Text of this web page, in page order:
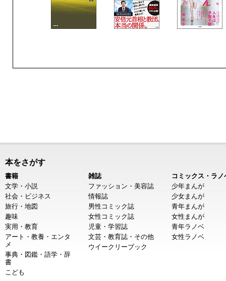
本をさがす
書籍
文学・小説
社会・ビジネス
旅行・地図
趣味
実用・教育
アート・教養・エンタ
メ
事典・図鑑・語学・辞
書
こども
雑誌
ファッション・美容誌
情報誌
男性コミック誌
女性コミック誌
児童・学習誌
文芸・教育誌・その他
ウイークリーブック
コミックス・ラノ
少年まんが
少女まんが
青年まんが
女性まんが
青年ラノベ
女性ラノベ